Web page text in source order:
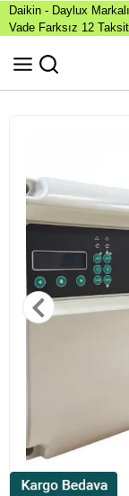
Daikin - Daylux
Vade Farksız 12 Taksit